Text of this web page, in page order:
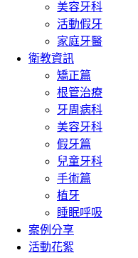
美容牙科
活動假牙
家庭牙醫
衛教資訊
矯正篇
根管治療
牙周病科
美容牙科
假牙篇
兒童牙科
手術篇
植牙
睡眠呼吸
案例分享
活動花絮